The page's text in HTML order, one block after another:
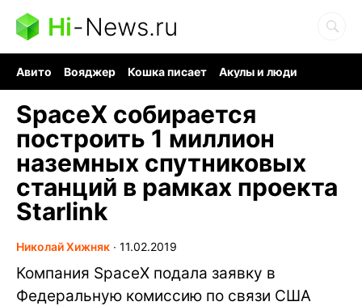
Hi-News.ru
Авито Вояджер Кошка писает
Акулы и люди
SpaceX собирается
построить 1 миллион
наземных спутниковых
станций в рамках проекта
Starlink
Николай Хижняк ∙ 11.02.2019
Компания SpaceX подала заявку в
Федеральную комиссию по связи США